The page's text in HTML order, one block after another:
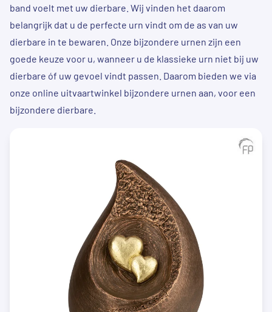
band voelt met uw dierbare. Wij vinden het daarom
belangrijk dat u de perfecte urn vindt om de as van uw
dierbare in te bewaren. Onze bijzondere urnen zijn een
goede keuze voor u, wanneer u de klassieke urn niet bij uw
dierbare óf uw gevoel vindt passen. Daarom bieden we via
onze online uitvaartwinkel bijzondere urnen aan, voor een
bijzondere dierbare.